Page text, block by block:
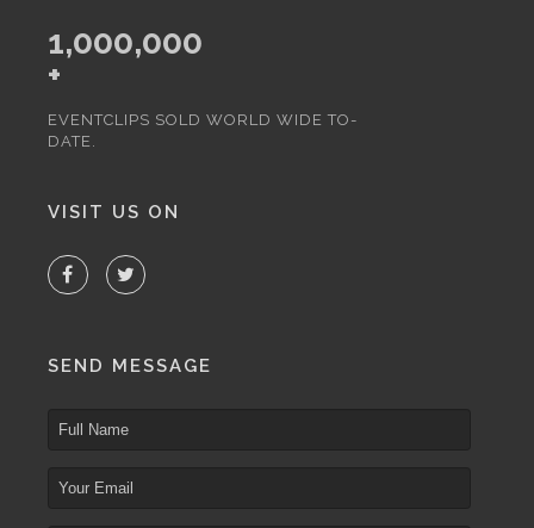
1,000,000
+
EVENTCLIPS SOLD WORLD WIDE TO-
DATE.
VISIT US ON
SEND MESSAGE